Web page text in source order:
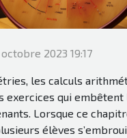
2023 19:17
les calculs
exercices qui embêtent
Lorsque ce
élèves